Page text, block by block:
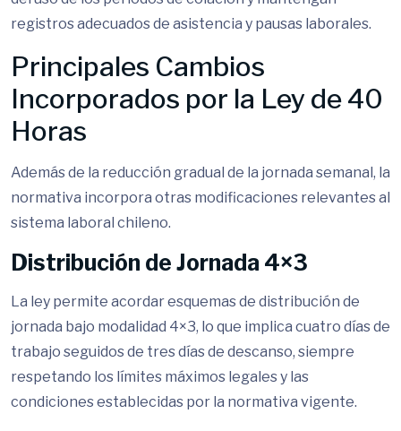
registros adecuados de asistencia y pausas laborales.
Principales Cambios
Incorporados por la Ley de 40
Horas
Además de la reducción gradual de la jornada semanal, la
normativa incorpora otras modificaciones relevantes al
sistema laboral chileno.
Distribución de Jornada 4×3
La ley permite acordar esquemas de distribución de
jornada bajo modalidad 4×3, lo que implica cuatro días de
trabajo seguidos de tres días de descanso, siempre
respetando los límites máximos legales y las
condiciones establecidas por la normativa vigente.